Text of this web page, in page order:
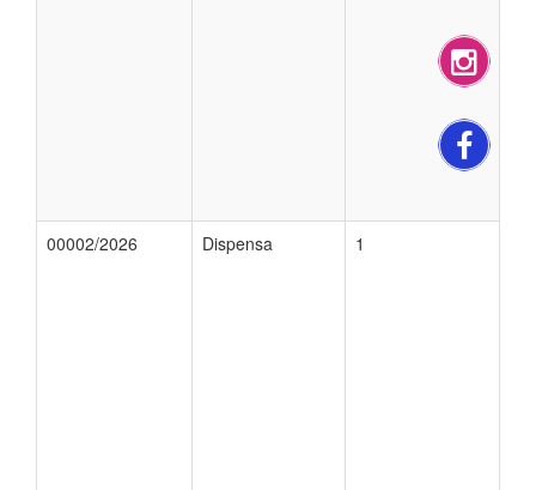
00002/2026 Dispensa 1